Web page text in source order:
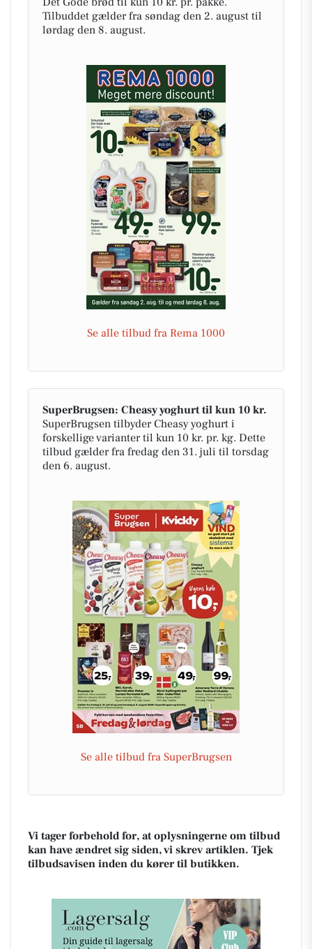
Tilbuddet gælder fra søndag den 2. august til
lørdag den 8. august.
Se alle tilbud fra Rema 1000
SuperBrugsen: Cheasy yoghurt til kun 10 kr.
SuperBrugsen tilbyder Cheasy yoghurt i
forskellige varianter til kun 10 kr. pr. kg. Dette
tilbud gælder fra fredag den 31. juli til torsdag
den 6. august.
Se alle tilbud fra SuperBrugsen
Vi tager forbehold for, at oplysningerne om tilbud
kan have ændret sig siden, vi skrev artiklen. Tjek
tilbudsavisen inden du kører til butikken.